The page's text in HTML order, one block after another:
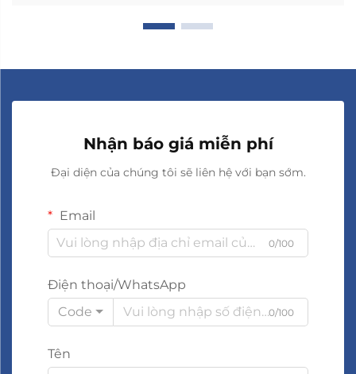
Nhận báo giá miễn phí
Đại diện của chúng tôi sẽ liên hệ với bạn sớm.
Email
0/100
Điện thoại/WhatsApp
Code
0/100
Tên